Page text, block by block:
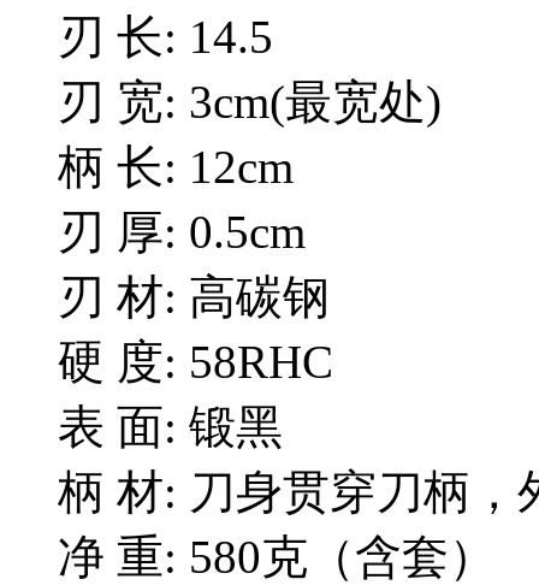
刃 长: 14.5
刃 宽: 3cm(最宽处)
柄 长: 12cm
刃 厚: 0.5cm
刃 材: 高碳钢
硬 度: 58RHC
表 面: 锻黑
柄 材: 刀身贯穿刀柄，
净 重: 580克（含套）